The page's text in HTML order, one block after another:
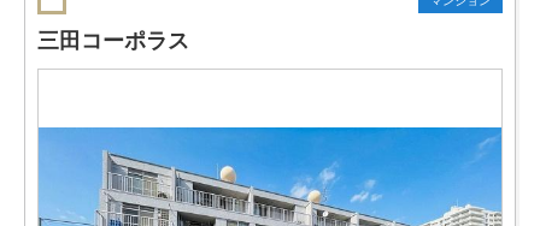
三田コーポラス